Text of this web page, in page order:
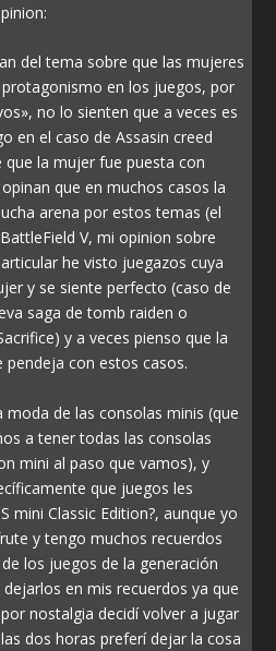
del tema sobre que las mujeres
en los juegos, por
no lo sienten que a veces es
en el caso de Assasin creed
que la mujer fue puesta con
opinan que en muchos casos la
arena por estos temas (el
V, mi opinion sobre
he visto juegazos cuya
y se siente perfecto (caso de
saga de tomb raiden o
y a veces pienso que la
pendeja con estos casos.
moda de las consolas minis (que
a tener todas las consolas
mini al paso que vamos), y
que juegos les
mini Classic Edition?, aunque yo
y tengo muchos recuerdos
los juegos de la generación
en mis recuerdos ya que
nostalgia decidí volver a jugar
dos horas preferí dejar la cosa